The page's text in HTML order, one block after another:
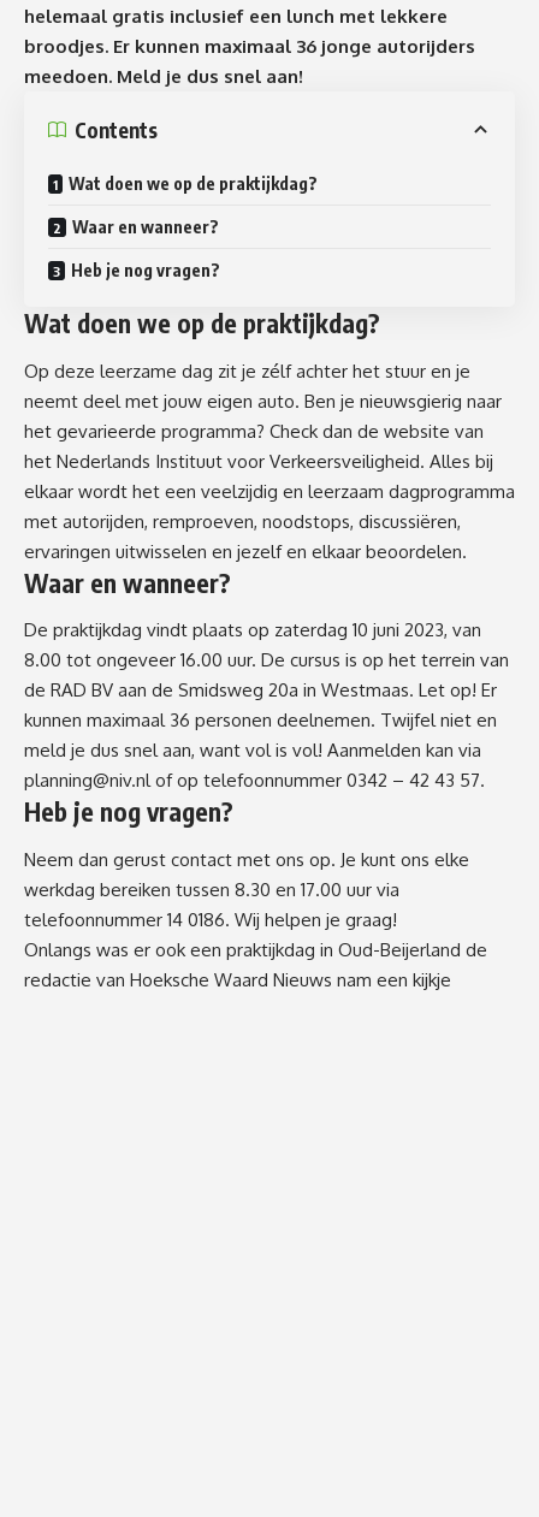
helemaal gratis inclusief een lunch met lekkere
broodjes. Er kunnen maximaal 36 jonge autorijders
meedoen. Meld je dus snel aan!
Contents
Wat doen we op de praktijkdag?
Waar en wanneer?
Heb je nog vragen?
Wat doen we op de praktijkdag?
Op deze leerzame dag zit je zélf achter het stuur en je
neemt deel met jouw eigen auto. Ben je nieuwsgierig naar
het gevarieerde programma? Check dan de website van
het Nederlands Instituut voor Verkeersveiligheid. Alles bij
elkaar wordt het een veelzijdig en leerzaam dagprogramma
met autorijden, remproeven, noodstops, discussiëren,
ervaringen uitwisselen en jezelf en elkaar beoordelen.
Waar en wanneer?
De praktijkdag vindt plaats op zaterdag 10 juni 2023, van
8.00 tot ongeveer 16.00 uur. De cursus is op het terrein van
de RAD BV aan de Smidsweg 20a in Westmaas. Let op! Er
kunnen maximaal 36 personen deelnemen. Twijfel niet en
meld je dus snel aan, want vol is vol! Aanmelden kan via
planning@niv.nlof op telefoonnummer 0342 – 42 43 57.
Heb je nog vragen?
Neem dan gerust contact met ons op. Je kunt ons elke
werkdag bereiken tussen 8.30 en 17.00 uur via
telefoonnummer 14 0186. Wij helpen je graag!
Onlangs was er ook een praktijkdag in Oud-Beijerland de
redactie van Hoeksche Waard Nieuws nam een kijkje